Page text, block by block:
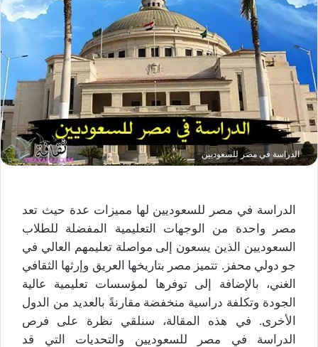
الدراسة في مصر للسعوديين
الدراسة في مصر للسعوديين لها مميزات عدة حيث تعد
مصر واحدة من الوجهات التعليمية المفضلة للطلاب
السعوديين الذين يسعون إلى مواصلة تعليمهم العالي في
جو دولي محفز. تتميز مصر بتاريخها العريق وإرثها الثقافي
الغني، بالإضافة إلى توفرها لمؤسسات تعليمية عالية
الجودة وتكلفة دراسية منخفضة مقارنةً بالعديد من الدول
الأخرى. في هذه المقالة، سنلقي نظرة على فرص
الدراسة في مصر للسعوديين والتحديات التي قد